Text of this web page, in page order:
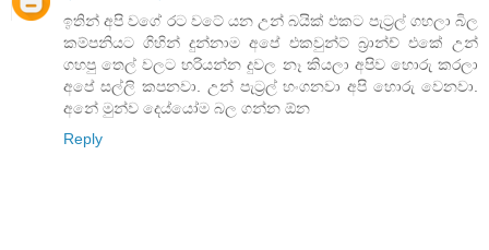
ඉතින් අපි වගේ රට වටේ යන උන් බයික් එකට පැට්‍රල් ගහලා බිල
කම්පනියට ගිහින් දුන්නාම අපේ එකවුන්ට් බ්‍රාන්ච් එකේ උන්
ගහපු තෙල් වලට හරියන්න දුවල නෑ කියලා අපිව හොරු කරලා
අපේ සල්ලි කපනවා. උන් පැට්‍රල් හංගනවා අපි හොරු වෙනවා.
අනේ මුන්ව දෙය්යෝම බල ගන්න ඕන
Reply